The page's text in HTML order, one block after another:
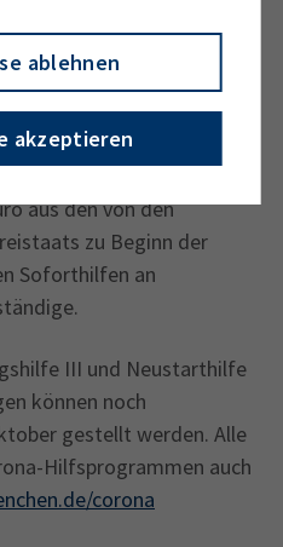
ablehnen
akzeptieren
für diese
bayernweit 6,2
aus den von den
zu Beginn der
Soforthilfen an
III und Neustarthilfe
können noch
gestellt werden. Alle
Hilfsprogrammen auch
corona